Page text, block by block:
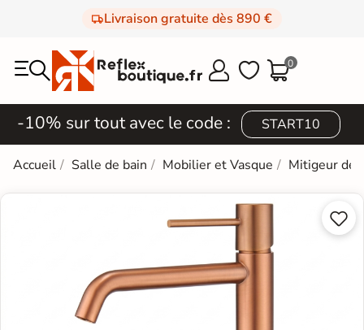
Livraison gratuite dès 890 €
  0
-10% sur tout avec le code : START10
Accueil Salle de bain Mobilier et Vasque Mitigeur de

